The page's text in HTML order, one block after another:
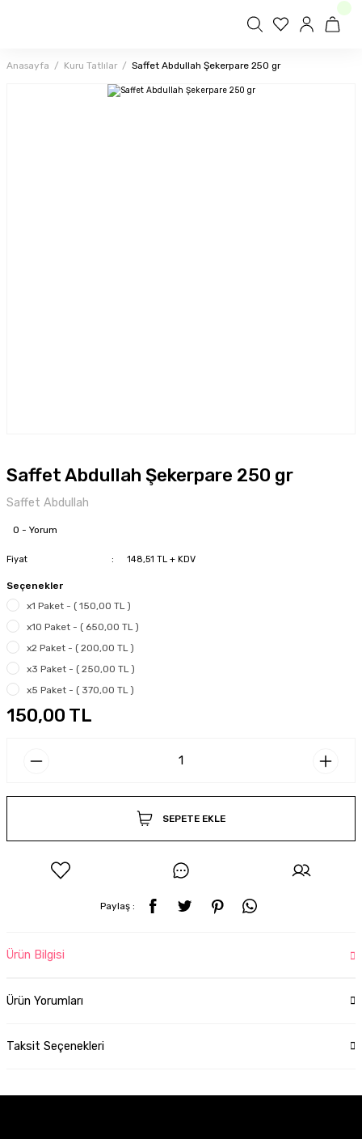
Anasayfa Kuru Tatlılar Saffet Abdullah Şekerpare 250 gr
Saffet Abdullah Şekerpare 250 gr
Saffet Abdullah
0 - Yorum
Fiyat 148,51 TL + KDV
Seçenekler
x1 Paket - ( 150,00 TL )
x10 Paket - ( 650,00 TL )
x2 Paket - ( 200,00 TL )
x3 Paket - ( 250,00 TL )
x5 Paket - ( 370,00 TL )
150,00 TL
SEPETE EKLE
Paylaş :
Ürün Bilgisi
Ürün Yorumları
Taksit Seçenekleri